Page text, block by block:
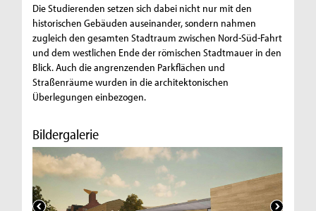
Die Studierenden setzen sich dabei nicht nur mit den
historischen Gebäuden auseinander, sondern nahmen
zugleich den gesamten Stadtraum zwischen Nord-Süd-Fahrt
und dem westlichen Ende der römischen Stadtmauer in den
Blick. Auch die angrenzenden Parkflächen und
Straßenräume wurden in die architektonischen
Überlegungen einbezogen.
Bildergalerie